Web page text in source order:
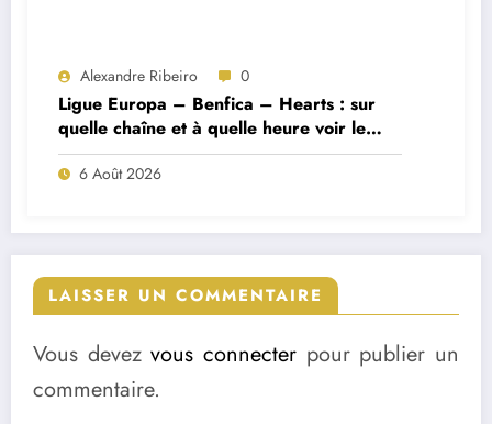
Alexandre Ribeiro 0
Ligue Europa – Benfica – Hearts : sur
quelle chaîne et à quelle heure voir le
match ?
6 Août 2026
LAISSER UN COMMENTAIRE
Vous devezvous connecter pour publier un
commentaire.